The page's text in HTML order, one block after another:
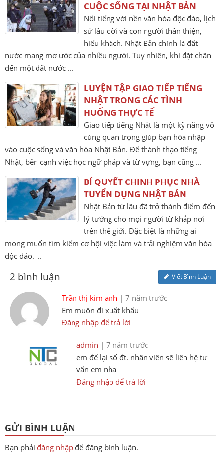
CUỘC SỐNG TẠI NHẬT BẢN
Nổi tiếng với nền văn hóa độc đáo, lịch
sử lâu đời và con người thân thiện,
hiếu khách. Nhật Bản chính là đất
nước mang mơ ước của nhiều người. Tuy nhiên, khi đặt chân
đến một đất nước ...
LUYỆN TẬP GIAO TIẾP TIẾNG
NHẬT TRONG CÁC TÌNH
HUỐNG THỰC TẾ
Giao tiếp tiếng Nhật là một kỹ năng vô
cùng quan trọng giúp bạn hòa nhập
vào cuộc sống và văn hóa Nhật Bản. Để thành thạo tiếng
Nhật, bên cạnh việc học ngữ pháp và từ vựng, bạn cũng ...
BÍ QUYẾT CHINH PHỤC NHÀ
TUYỂN DỤNG NHẬT BẢN
Nhật Bản từ lâu đã trở thành điểm đến
lý tưởng cho mọi người từ khắp nơi
trên thế giới. Đặc biệt là những ai
mong muốn tìm kiếm cơ hội việc làm và trải nghiệm văn hóa
độc đáo. ...
2 bình luận Viết Bình Luận
Trần thị kim anh | 7 năm trước
Em muôn đi xuất khẩu
Đăng nhập để trả lời
admin | 7 năm trước
em để lại số đt. nhân viên sẽ liên hệ tư
vấn em nha
Đăng nhập để trả lời
GỬI BÌNH LUẬN
Bạn phải đăng nhập để đăng bình luận.